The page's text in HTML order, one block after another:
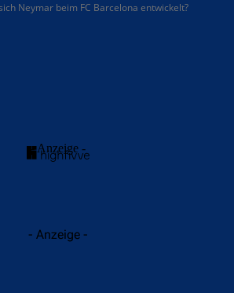
Neymar beim FC Barcelona entwickelt?
- Anzeige -
- Anzeige -